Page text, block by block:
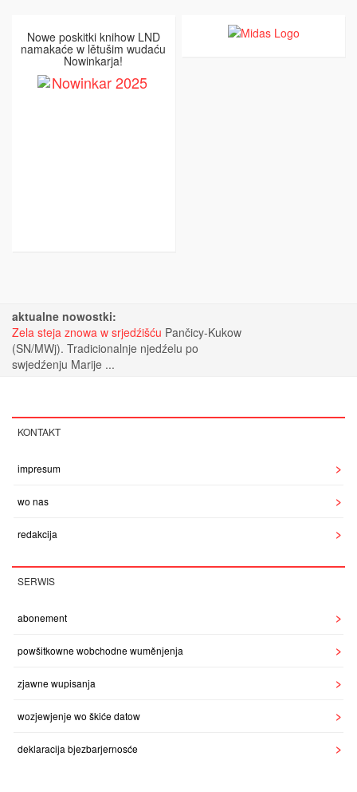
Nowe poskitki knihow LND
namakaće w lětušim wudaću
Nowinkarja!
aktualne nowostki:
Zela steja znowa w srjedźišću Pančicy-Kukow
(SN/MWj). Tradicionalnje njedźelu po
swjedźenju Marije ...
KONTAKT
impresum
wo nas
redakcija
SERWIS
abonement
powšitkowne wobchodne wuměnjenja
zjawne wupisanja
wozjewjenje wo škiće datow
deklaracija bjezbarjernosće